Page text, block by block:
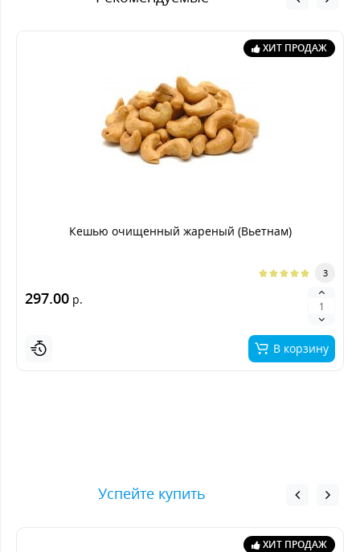
ХИТ ПРОДАЖ
Кешью очищенный жареный (Вьетнам)
3
297.00 р.
В корзину
Успейте купить
ХИТ ПРОДАЖ